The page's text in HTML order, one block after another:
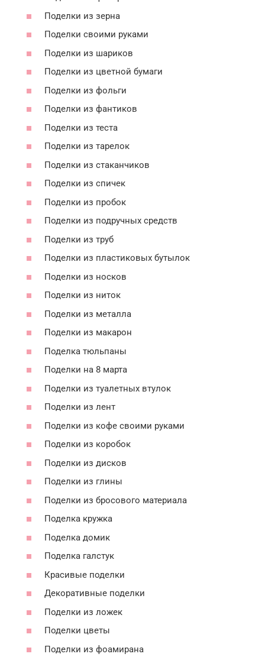
Поделки из зерна
Поделки своими руками
Поделки из шариков
Поделки из цветной бумаги
Поделки из фольги
Поделки из фантиков
Поделки из теста
Поделки из тарелок
Поделки из стаканчиков
Поделки из спичек
Поделки из пробок
Поделки из подручных средств
Поделки из труб
Поделки из пластиковых бутылок
Поделки из носков
Поделки из ниток
Поделки из металла
Поделки из макарон
Поделка тюльпаны
Поделки на 8 марта
Поделки из туалетных втулок
Поделки из лент
Поделки из кофе своими руками
Поделки из коробок
Поделки из дисков
Поделки из глины
Поделки из бросового материала
Поделка кружка
Поделка домик
Поделка галстук
Красивые поделки
Декоративные поделки
Поделки из ложек
Поделки цветы
Поделки из фоамирана